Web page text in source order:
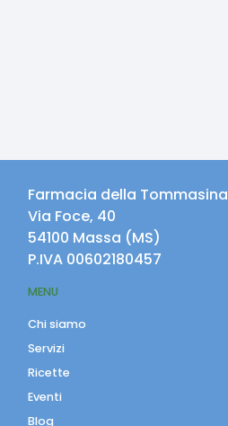
Farmacia della Tommasina
Via Foce, 40
54100 Massa (MS)
P.IVA 00602180457
MENU
Chi siamo
Servizi
Ricette
Eventi
Blog